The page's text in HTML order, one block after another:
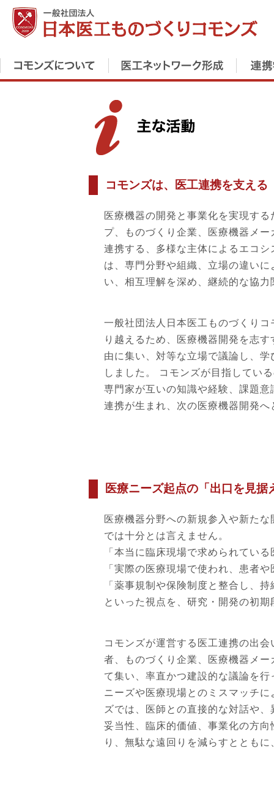
コモンズは、医工連携を支え
医療機器の開発と事業化を実現す
プ、ものづくり企業、医療機器メ
連携する、多様な主体によるエコ
は、専門分野や組織、立場の違い
い、相互理解を深め、継続的な協
一般社団法人日本医工ものづくり
り越えるため、医療機器開発を志
由に集い、対等な立場で議論し、
しました。 コモンズが目指してい
専門家が互いの知識や経験、課題
連携が生まれ、次の医療機器開発
医療ニーズ起点の「出口を見据
医療機器分野への新規参入や新た
では十分とは言えません。
「本当に臨床現場で求められてい
「実際の医療現場で使われ、患者
「薬事規制や保険制度と整合し、
といった視点を、研究・開発の初
コモンズが運営する医工連携の出
者、ものづくり企業、医療機器メ
て集い、率直かつ建設的な議論を
ニーズや医療現場とのミスマッチ
ズでは、医師との直接的な対話や
妥当性、臨床的価値、事業化の方
り、無駄な遠回りを減らすととも